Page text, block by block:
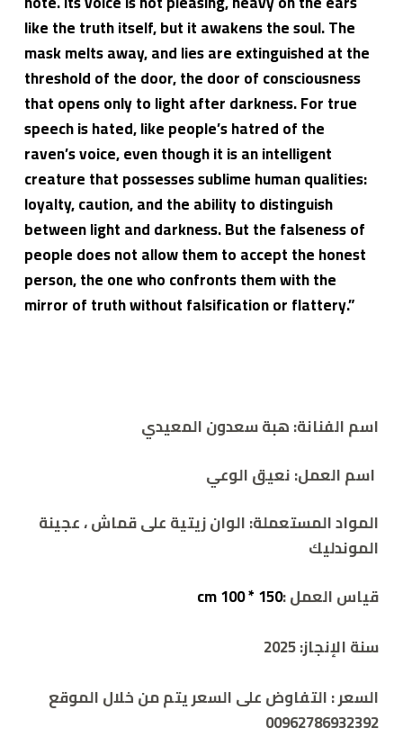
like the truth itself, but it awakens the soul. The
mask melts away, and lies are extinguished at the
threshold of the door, the door of consciousness
that opens only to light after darkness. For true
speech is hated, like people’s hatred of the
raven’s voice, even though it is an intelligent
creature that possesses sublime human qualities:
loyalty, caution, and the ability to distinguish
between light and darkness. But the falseness of
people does not allow them to accept the honest
person, the one who confronts them with the
mirror of truth without falsification or flattery.”
اسم الفنانة: هبة سعدون المعيدي
اسم العمل:نعيق الوعي
المواد المستعملة:الوان زيتية على قماش ، عجينة
الموندليك
قياس العمل :150 * 100 cm
سنة الإنجاز:2025
السعر :التفاوض على السعر يتم من خلال الموقع
00962786932392